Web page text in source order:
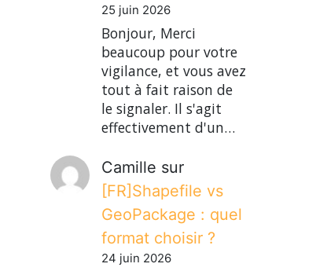
25 juin 2026
Bonjour, Merci
beaucoup pour votre
vigilance, et vous avez
tout à fait raison de
le signaler. Il s'agit
effectivement d'un…
Camille sur
[FR]Shapefile vs
GeoPackage : quel
format choisir ?
24 juin 2026